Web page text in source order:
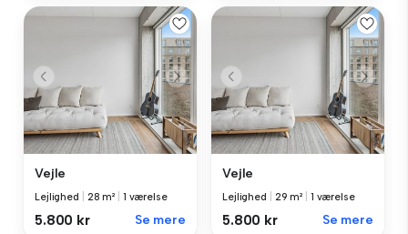
Vejle
Lejlighed 28 m² 1 værelse
5.800 kr Se mere
Vejle
Lejlighed 29 m² 1 værelse
5.800 kr Se mere